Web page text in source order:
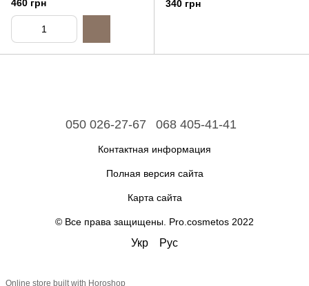
Serum, 10ml (распив)
460 грн
Complexion Repairing
340 грн
050 026-27-67 068 405-41-41
Контактная информация
Полная версия сайта
Карта сайта
© Все права защищены. Pro.cosmetos 2022
Укр Рус
Online store built with Horoshop